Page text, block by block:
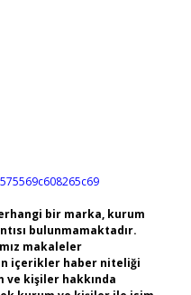
bir marka, kurum
bulunmamaktadır.
makaleler
içerikler haber niteliği
ve kişiler hakkında